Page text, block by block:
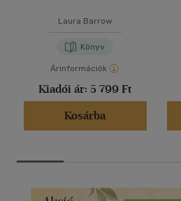
Laura Barrow
Könyv
Árinformációk
Kiadói ár: 5 799 Ft
Kosárba